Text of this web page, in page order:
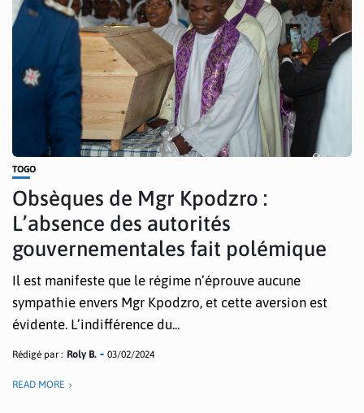
TOGO
Obsèques de Mgr Kpodzro :
L’absence des autorités
gouvernementales fait polémique
Il est manifeste que le régime n’éprouve aucune
sympathie envers Mgr Kpodzro, et cette aversion est
évidente. L’indifférence du...
Rédigé par : Roly B. 03/02/2024
READ MORE